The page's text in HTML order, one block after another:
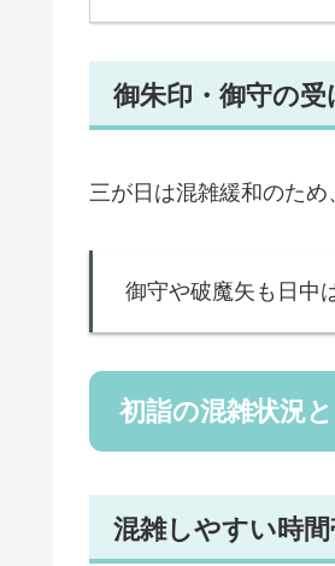
御朱印・御守の受
三が日は混雑緩和のため
御守や破魔矢も日中
初詣の混雑状況
混雑しやすい時